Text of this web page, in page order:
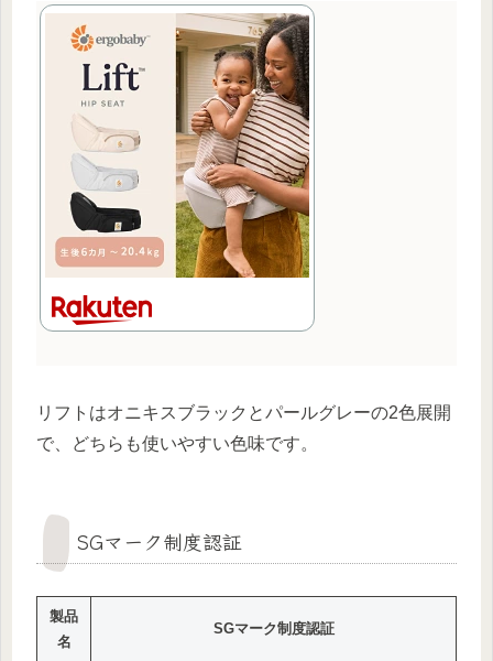
リフトはオニキスブラックとパールグレーの2色展開
で、どちらも使いやすい色味です。
SGマーク制度認証
製品
名
SGマーク制度認証